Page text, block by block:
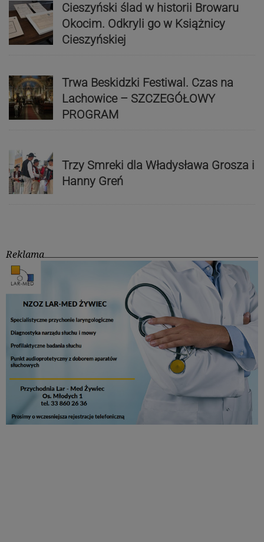
Cieszyński ślad w historii Browaru
Okocim. Odkryli go w Książnicy
Cieszyńskiej
Trwa Beskidzki Festiwal. Czas na
Lachowice – SZCZEGÓŁOWY
PROGRAM
Trzy Smreki dla Władysława Grosza i
Hanny Greń
Reklama